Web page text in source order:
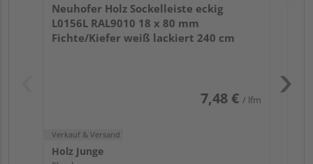
Neuhofer Holz Sockelleiste eckig
L0156L RAL9010 18 x 80 mm
Fichte/Kiefer weiß lackiert 240 cm
7,48 € / lfm
Verkauf & Versand
Holz Junge